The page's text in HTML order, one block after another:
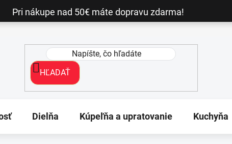
Pri nákupe nad 50€ máte dopravu zdarma!
HĽADAŤ
Dielňa Kúpeľňa a upratovanie Kuchyňa